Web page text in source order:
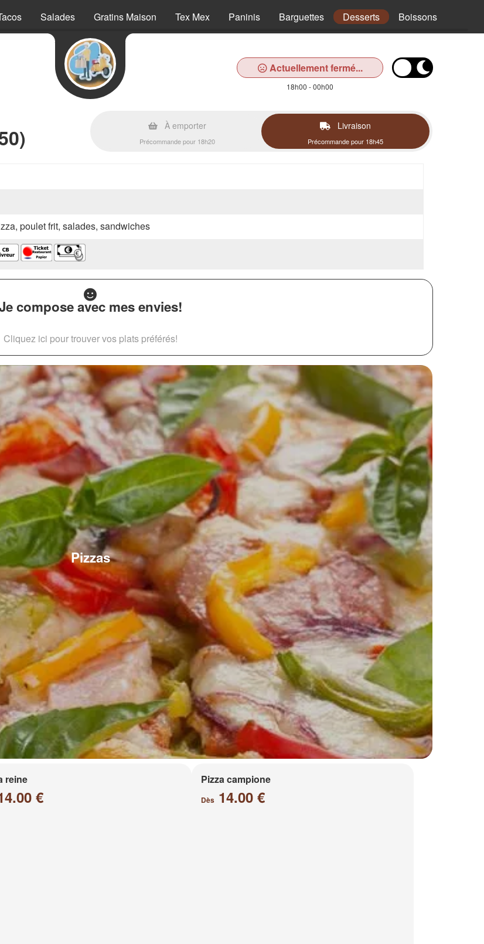
Salades Gratins Maison Tex Mex Paninis Barguettes Desserts Boissons
Actuellement fermé...
18h00 - 00h00
À emporter
Précommande pour 18h20
Livraison
Précommande pour 18h45
poulet frit, salades, sandwiches
compose avec mes envies!
Cliquez ici pour trouver vos plats préférés!
Pizzas
reine
€
Pizza campione
Dès 14.00 €